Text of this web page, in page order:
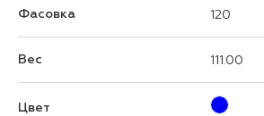
Фасовка 120
Вес 111.00
Цвет